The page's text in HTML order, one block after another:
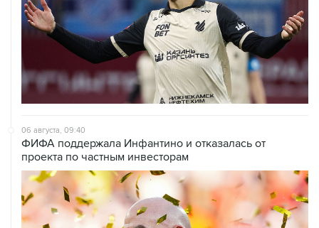
06 августа, 09:40
ФИФА поддержала Инфантино и отказалась от
проекта по частным инвесторам